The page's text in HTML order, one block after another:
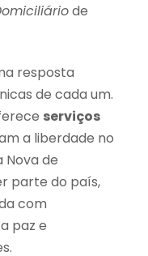
de
resposta
de cada um.
serviços
a liberdade no
Nova de
parte do país,
com
paz e